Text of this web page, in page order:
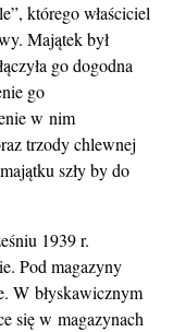
którego właściciel
Majątek był
go dogodna
go
w nim
trzody chlewnej
szły by do
1939 r.
Pod magazyny
W błyskawicznym
się w magazynach